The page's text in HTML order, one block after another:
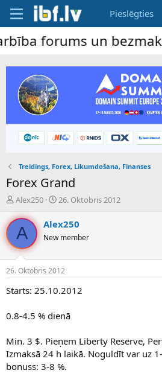
Pieslēgties
un bezmaksas
Treidings, Forex, Likumdošana, Finanses
Forex Grand
P
v
e
d
i
n
u
s
c
ē
s
Alex250
S
k
m
a
u
s
26. Oktobris 2012
A Alex250
New member
26. Oktobris 2012
Starts: 25.10.2012
0.8-4.5 % dienā
Min. 3 $. Pieņem Liberty Reserve,
Izmaksā 24 h laikā. Noguldīt var uz
bonuss: 3-8 %.